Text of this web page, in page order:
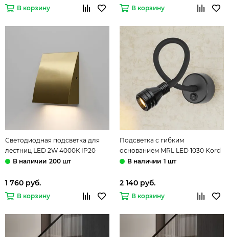
В корзину В корзину
Светодиодная подсветка для
лестниц LED 2W 4000К IP20
40159/LED латунь Wally
200 шт
1 760 руб.
В корзину
Подсветка с гибким
основанием MRL LED 1030 Kord
чёрный Elektrostandard
1 шт
2 140 руб.
В корзину